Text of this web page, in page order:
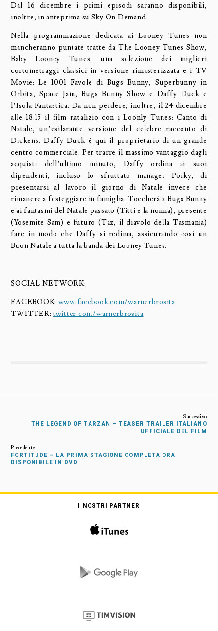
Dal 16 dicembre i primi episodi saranno disponibili,
inoltre, in anteprima su Sky On Demand.
Nella programmazione dedicata ai Looney Tunes non
mancheranno puntate tratte da The Looney Tunes Show,
Baby Looney Tunes, una selezione dei migliori
cortometraggi classici in versione rimasterizzata e i TV
Movie: Le 1001 Favole di Bugs Bunny, Superbunny in
Orbita, Space Jam, Bugs Bunny Show e Daffy Duck e
l’Isola Fantastica. Da non perdere, inoltre, il 24 dicembre
alle 18.15 il film natalizio con i Loonly Tunes: Canto di
Natale, un’esilarante versione del celebre racconto di
Dickens. Daffy Duck è qui il proprietario di un grande
centro commerciale. Per trarre il massimo vantaggio dagli
acquisti dell’ultimo minuto, Daffy ordina ai suoi
dipendenti, incluso lo sfruttato manager Porky, di
presentarsi al lavoro il giorno di Natale invece che
rimanere a festeggiare in famiglia. Toccherà a Bugs Bunny
e ai fantasmi del Natale passato (Titti e la nonna), presente
(Yosemite Sam) e futuro (Taz, il diavolo della Tasmania)
fare in modo che Daffy si redima, assicurando così un
Buon Natale a tutta la banda dei Looney Tunes.
SOCIAL NETWORK:
FACEBOOK:www.facebook.com/warnerbrosita
TWITTER:twitter.com/warnerbrosita
THE LEGEND OF TARZAN – TEASER TRAILER ITALIANO
UFFICIALE DEL FILM
FORTITUDE – LA PRIMA STAGIONE COMPLETA ORA
DISPONIBILE IN DVD
I NOSTRI PARTNER